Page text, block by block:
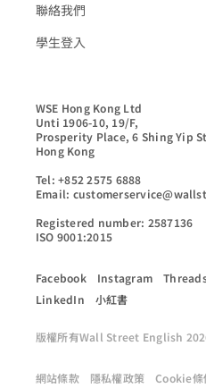
聯絡我們
學生登入
WSE Hong Kong Ltd
Unti 1906-10, 19/F,
Prosperity Place, 6 Shing Yip
Hong Kong
Tel: +852 2575 6888
Email:
Registered number: 2587136
ISO 9001:2015
Facebook Instagram
LinkedIn
小紅書
版權所有Wall Street English
網站條款 隱私權政策 Cookie條